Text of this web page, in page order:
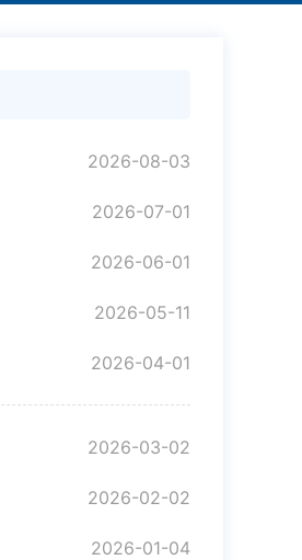
2026-08-03
2026-07-01
2026-06-01
2026-05-11
2026-04-01
2026-03-02
2026-02-02
2026-01-04